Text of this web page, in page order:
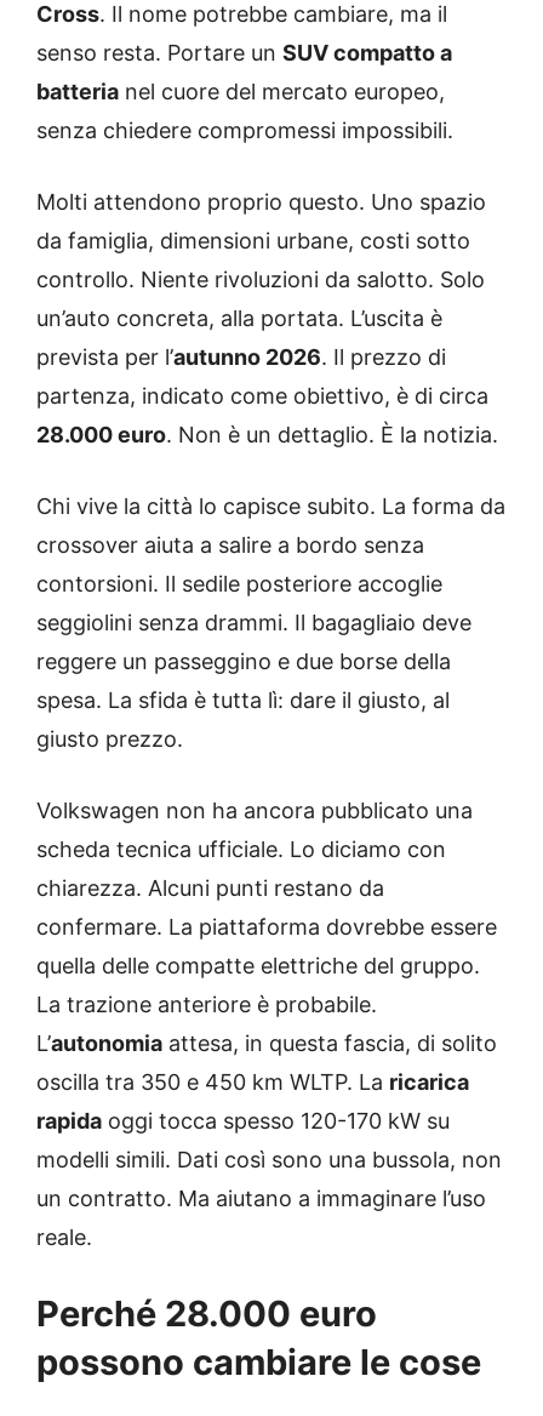
Cross. Il nome potrebbe cambiare, ma il
senso resta. Portare un SUV compatto a
batteria nel cuore del mercato europeo,
senza chiedere compromessi impossibili.
Molti attendono proprio questo. Uno spazio
da famiglia, dimensioni urbane, costi sotto
controllo. Niente rivoluzioni da salotto. Solo
un’auto concreta, alla portata. L’uscita è
prevista per l’autunno 2026. Il prezzo di
partenza, indicato come obiettivo, è di circa
28.000 euro. Non è un dettaglio. È la notizia.
Chi vive la città lo capisce subito. La forma da
crossover aiuta a salire a bordo senza
contorsioni. Il sedile posteriore accoglie
seggiolini senza drammi. Il bagagliaio deve
reggere un passeggino e due borse della
spesa. La sfida è tutta lì: dare il giusto, al
giusto prezzo.
Volkswagen non ha ancora pubblicato una
scheda tecnica ufficiale. Lo diciamo con
chiarezza. Alcuni punti restano da
confermare. La piattaforma dovrebbe essere
quella delle compatte elettriche del gruppo.
La trazione anteriore è probabile.
L’autonomia attesa, in questa fascia, di solito
oscilla tra 350 e 450 km WLTP. La ricarica
rapida oggi tocca spesso 120-170 kW su
modelli simili. Dati così sono una bussola, non
un contratto. Ma aiutano a immaginare l’uso
reale.
Perché 28.000 euro
possono cambiare le cose